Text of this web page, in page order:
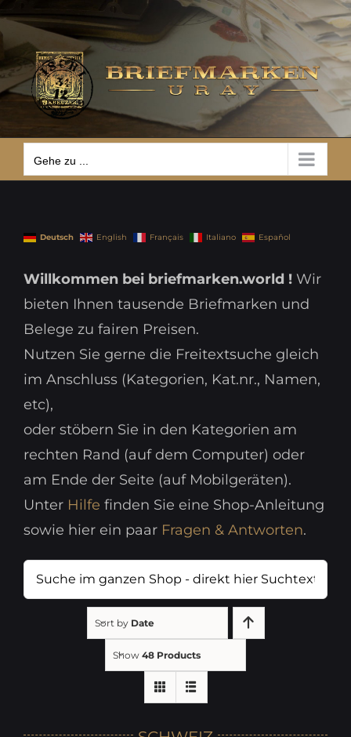
Zum
Inhalt
springen
Gehe zu ...
Gehe zu ...
Deutsch English Français Italiano Español
Willkommen bei briefmarken.world !Wir
bieten Ihnen tausende Briefmarken und
Belege zu fairen Preisen.
Nutzen Sie gerne die Freitextsuche gleich
im Anschluss (Kategorien, Kat.nr., Namen,
etc),
oder stöbern Sie in den Kategorien am
rechten Rand (auf dem Computer) oder
am Ende der Seite (auf Mobilgeräten).
Unter Hilfe finden Sie eine Shop-Anleitung
sowie hier ein paar Fragen & Antworten.
Suche
im
Sort by Date
Show 48 Products